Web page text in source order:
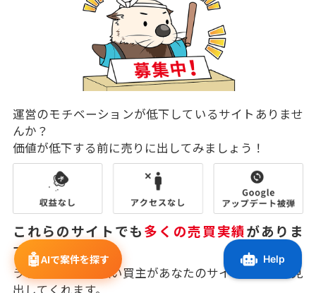
運営のモチベーションが低下しているサイトありませ
んか？
価値が低下する前に売りに出してみましょう！
これらのサイトでも多くの売買実績がありま
す！
ラッコM&Aの幅広い買主があなたのサイトに価値を見
出してくれます。
🤖AIで案件を探す